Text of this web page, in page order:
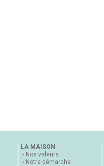
LA MAISON
Nos valeurs
Notre démarche